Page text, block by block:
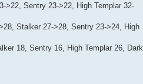
>22, Sentry 23->22, High Templar 32-
Stalker 27->28, Sentry 23->24, High
18, Sentry 16, High Templar 26, Dark